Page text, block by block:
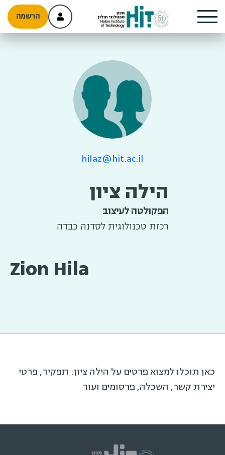
הרשמה
hilaz@hit.ac.il
הילה ציון
הפקולטה לעיצוב
רכזת טכנולוגית לסדנה כבדה
Zion Hila
כאן תוכלו למצוא פרטים על הילה ציון: תפקיד, פרטי
יצירת קשר, השכלה, פרסומים ועוד